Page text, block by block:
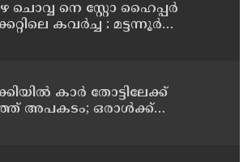
ചൊവ്വ നെ സ്റ്റോ ഹൈപ്പർ
കവർച്ച : മട്ടന്നൂർ
കാർ തോട്ടിലേക്ക്
അപകടം; ഒരാൾക്ക്